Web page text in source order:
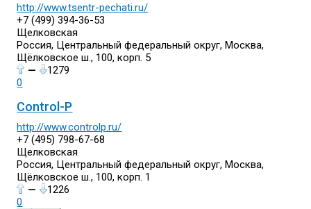
http://www.tsentr-pechati.ru/
+7 (499) 394-36-53
Щелковская
Россия, Центральный федеральный округ, Москва,
Щёлковское ш., 100, корп. 5
—
1279
0
Control-P
http://www.controlp.ru/
+7 (495) 798-67-68
Щелковская
Россия, Центральный федеральный округ, Москва,
Щёлковское ш., 100, корп. 1
—
1226
0